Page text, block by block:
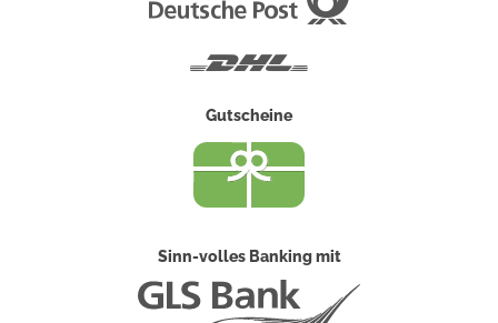
Gutscheine
Sinn-volles Banking mit